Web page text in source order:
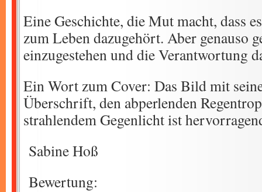
Eine Geschichte, die Mut macht, dass
zum Leben dazugehört. Aber genauso
einzugestehen und die Verantwortung
Ein Wort zum Cover: Das Bild mit
Überschrift, den abperlenden
strahlendem Gegenlicht ist
Sabine Hoß
Bewertung: